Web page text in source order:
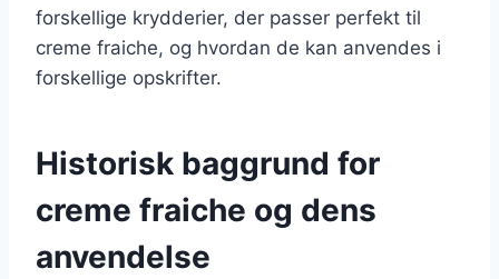
forskellige krydderier, der passer perfekt til
creme fraiche, og hvordan de kan anvendes i
forskellige opskrifter.
Historisk baggrund for
creme fraiche og dens
anvendelse